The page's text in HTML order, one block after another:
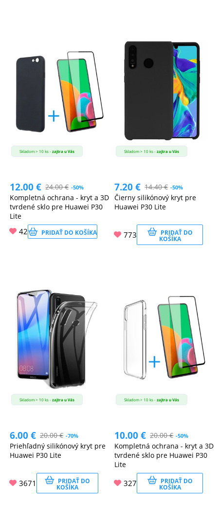
Skladom > 10 ks -zajtra u Vás
12.00€ 24.00€ -50%
Kompletná ochrana - kryt a 3D
tvrdené sklo pre Huawei P30
Lite
42 PRIDAŤ DO KOŠÍKA
Skladom > 10 ks -zajtra u Vás
7.20€ 14.40€ -50%
Čierny silikónový kryt pre
Huawei P30 Lite
773 PRIDAŤ DO
KOŠÍKA
Skladom > 10 ks -zajtra u Vás
6.00€ 20.00€ -70%
Priehľadný silikónový kryt pre
Huawei P30 Lite
3671 PRIDAŤ DO
KOŠÍKA
Skladom > 10 ks -zajtra u Vás
10.00€ 20.00€ -50%
Kompletná ochrana - kryt a 3D
tvrdené sklo pre Huawei P30
Lite
327 PRIDAŤ DO
KOŠÍKA